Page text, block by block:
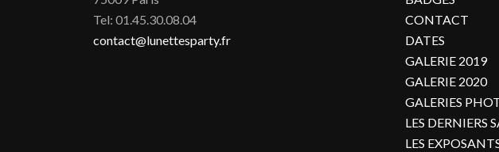
Tel: 01.45.30.08.04
contact@lunettesparty.fr
CONTACT
DATES
GALERIE 2019
GALERIE 2020
GALERIES
LES DERNIERS
LES